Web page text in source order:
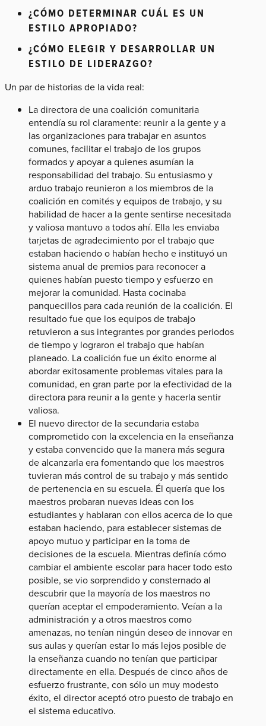
¿CÓMO DETERMINAR CUÁL ES UN
ESTILO APROPIADO?
¿CÓMO ELEGIR Y DESARROLLAR UN
ESTILO DE LIDERAZGO?
Un par de historias de la vida real:
La directora de una coalición comunitaria
entendía su rol claramente: reunir a la gente y a
las organizaciones para trabajar en asuntos
comunes, facilitar el trabajo de los grupos
formados y apoyar a quienes asumían la
responsabilidad del trabajo. Su entusiasmo y
arduo trabajo reunieron a los miembros de la
coalición en comités y equipos de trabajo, y su
habilidad de hacer a la gente sentirse necesitada
y valiosa mantuvo a todos ahí. Ella les enviaba
tarjetas de agradecimiento por el trabajo que
estaban haciendo o habían hecho e instituyó un
sistema anual de premios para reconocer a
quienes habían puesto tiempo y esfuerzo en
mejorar la comunidad. Hasta cocinaba
panquecillos para cada reunión de la coalición. El
resultado fue que los equipos de trabajo
retuvieron a sus integrantes por grandes periodos
de tiempo y lograron el trabajo que habían
planeado. La coalición fue un éxito enorme al
abordar exitosamente problemas vitales para la
comunidad, en gran parte por la efectividad de la
directora para reunir a la gente y hacerla sentir
valiosa.
El nuevo director de la secundaria estaba
comprometido con la excelencia en la enseñanza
y estaba convencido que la manera más segura
de alcanzarla era fomentando que los maestros
tuvieran más control de su trabajo y más sentido
de pertenencia en su escuela. Él quería que los
maestros probaran nuevas ideas con los
estudiantes y hablaran con ellos acerca de lo que
estaban haciendo, para establecer sistemas de
apoyo mutuo y participar en la toma de
decisiones de la escuela. Mientras definía cómo
cambiar el ambiente escolar para hacer todo esto
posible, se vio sorprendido y consternado al
descubrir que la mayoría de los maestros no
querían aceptar el empoderamiento. Veían a la
administración y a otros maestros como
amenazas, no tenían ningún deseo de innovar en
sus aulas y querían estar lo más lejos posible de
la enseñanza cuando no tenían que participar
directamente en ella. Después de cinco años de
esfuerzo frustrante, con sólo un muy modesto
éxito, el director aceptó otro puesto de trabajo en
el sistema educativo.